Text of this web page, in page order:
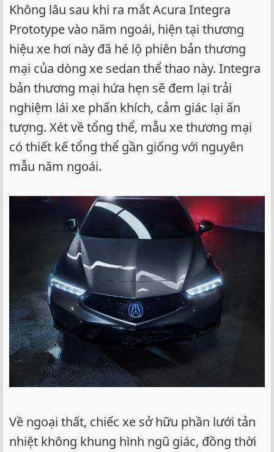
Không lâu sau khi ra mắt Acura Integra
Prototype vào năm ngoái, hiện tại thương
hiệu xe hơi này đã hé lộ phiên bản thương
mại của dòng xe sedan thể thao này. Integra
bản thương mại hứa hẹn sẽ đem lại trải
nghiệm lái xe phấn khích, cảm giác lại ấn
tượng. Xét về tổng thể, mẫu xe thương mại
có thiết kế tổng thể gần giống với nguyên
mẫu năm ngoái.
Về ngoại thất, chiếc xe sở hữu phần lưới tản
nhiệt không khung hình ngũ giác, đồng thời